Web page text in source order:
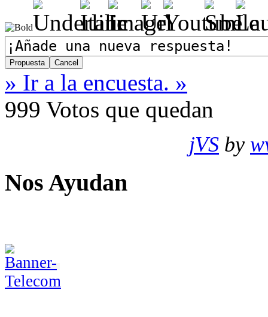
» Ir a la encuesta. »
999 Votos que quedan
jVS by
Nos Ayudan